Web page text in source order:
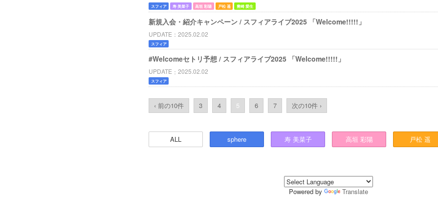
スフィア 寿 美菜子 高垣 彩陽 戸松 遥 豊崎 愛生
新規入会・紹介キャンペーン / スフィアライブ2025 「Welcome!!!!!」
UPDATE 2025.02.02
スフィア
#Welcomeセトリ予想 / スフィアライブ2025 「Welcome!!!!!」
UPDATE 2025.02.02
スフィア
‹ 前の10件 3 4 5 6 7 次の10件 ›
ALL sphere 寿 美菜子 高垣 彩陽 戸松 遥
Powered by Translate